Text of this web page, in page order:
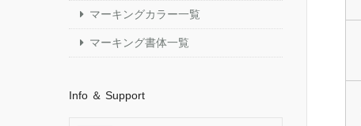
マーキングカラー一覧
マーキング書体一覧
Info ＆ Support